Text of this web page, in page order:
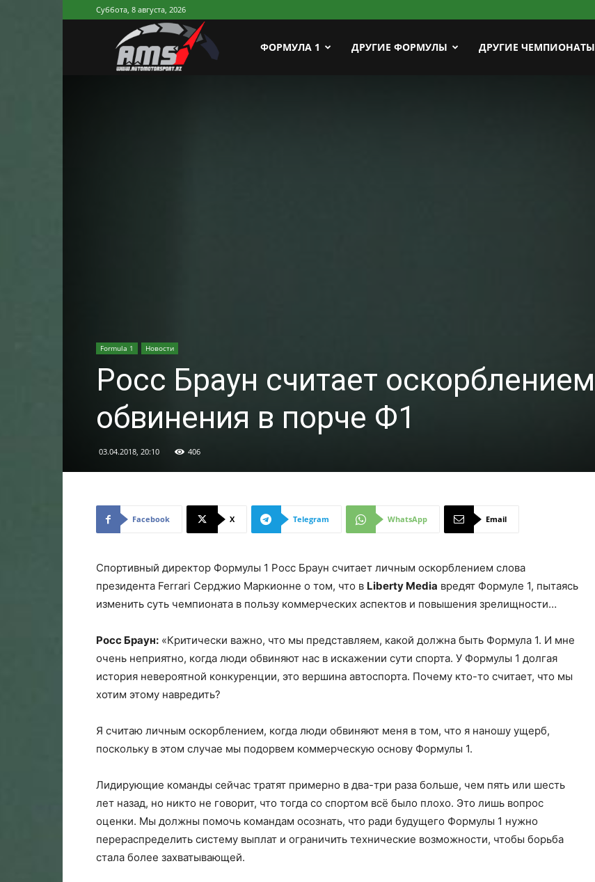
Суббота, 8 августа, 2026
AutoMotorSport
ФОРМУЛА 1 ДРУГИЕ ФОРМУЛЫ ДРУГИЕ ЧЕМПИОНАТЫ
Formula 1 Новости
Росс Браун считает оскорблением
обвинения в порче Ф1
03.04.2018, 20:10 406
Facebook X Telegram WhatsApp Email
Спортивный директор Формулы 1 Росс Браун считает личным оскорблением слова
президента Ferrari Серджио Маркионне о том, что в Liberty Media вредят Формуле 1, пытаясь
изменить суть чемпионата в пользу коммерческих аспектов и повышения зрелищности…
Росс Браун: «Критически важно, что мы представляем, какой должна быть Формула 1. И мне
очень неприятно, когда люди обвиняют нас в искажении сути спорта. У Формулы 1 долгая
история невероятной конкуренции, это вершина автоспорта. Почему кто-то считает, что мы
хотим этому навредить?
Я считаю личным оскорблением, когда люди обвиняют меня в том, что я наношу ущерб,
поскольку в этом случае мы подорвем коммерческую основу Формулы 1.
Лидирующие команды сейчас тратят примерно в два-три раза больше, чем пять или шесть
лет назад, но никто не говорит, что тогда со спортом всё было плохо. Это лишь вопрос
оценки. Мы должны помочь командам осознать, что ради будущего Формулы 1 нужно
перераспределить систему выплат и ограничить технические возможности, чтобы борьба
стала более захватывающей.